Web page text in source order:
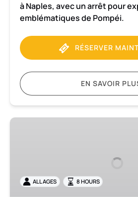
à Naples, avec un arrêt pour
emblématiques de Pompéi.
RÉSERVER
EN SAVOIR
Transfert
côte
ALL AGES 8 HOURS